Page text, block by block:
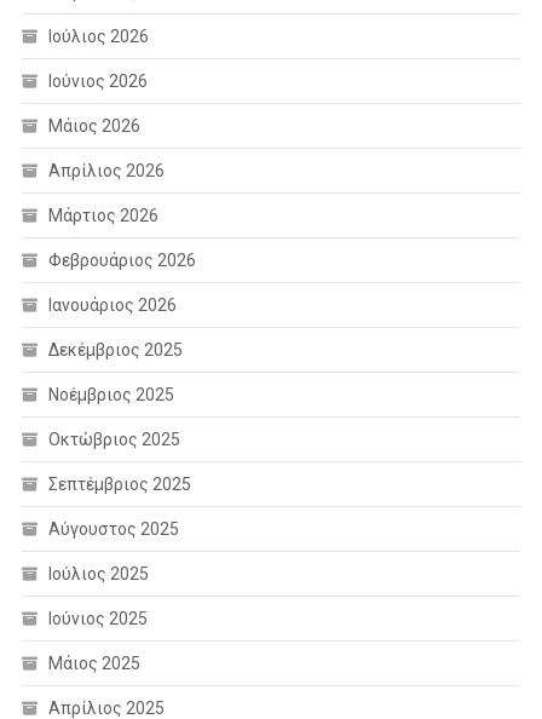
Ιούλιος 2026
Ιούνιος 2026
Μάιος 2026
Απρίλιος 2026
Μάρτιος 2026
Φεβρουάριος 2026
Ιανουάριος 2026
Δεκέμβριος 2025
Νοέμβριος 2025
Οκτώβριος 2025
Σεπτέμβριος 2025
Αύγουστος 2025
Ιούλιος 2025
Ιούνιος 2025
Μάιος 2025
Απρίλιος 2025